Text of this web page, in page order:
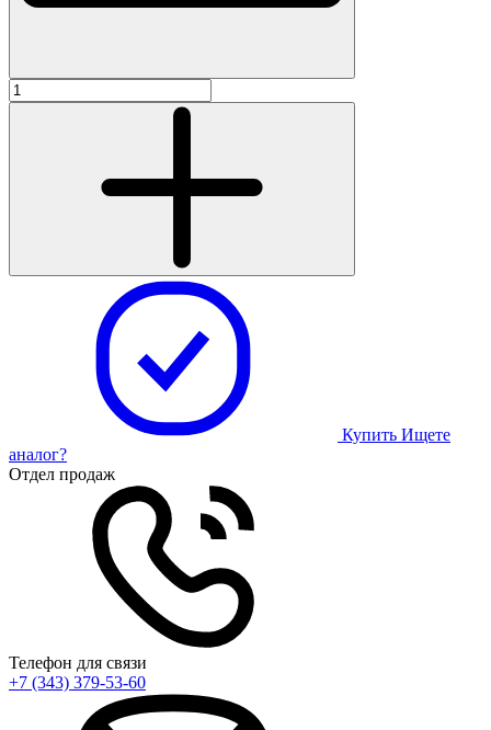
Купить Ищете
аналог?
Отдел продаж
Телефон для связи
+7 (343) 379-53-60